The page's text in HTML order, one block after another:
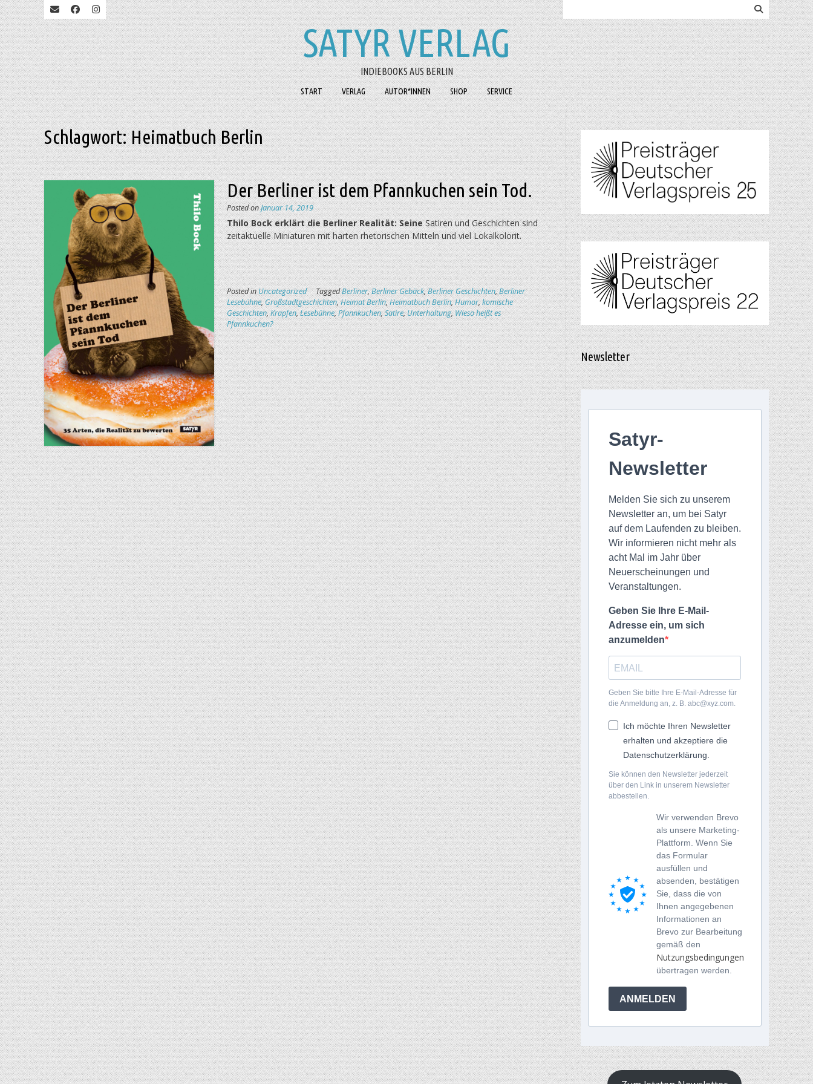
SATYR VERLAG
INDIEBOOKS AUS BERLIN
START VERLAG AUTOR*INNEN SHOP SERVICE
Schlagwort:Heimatbuch Berlin
Der Berliner ist dem Pfannkuchen sein Tod.
Posted onJanuar 14, 2019
Thilo Bock erklärt die Berliner Realität: SeineSatiren und Geschichten sind
zeitaktuelle Miniaturen mit harten rhetorischen Mitteln und viel Lokalkolorit.
Posted inUncategorized TaggedBerliner,Berliner Gebäck,Berliner Geschichten,Berliner
Lesebühne,Großstadtgeschichten,Heimat Berlin,Heimatbuch Berlin,Humor,komische
Geschichten,Krapfen,Lesebühne,Pfannkuchen,Satire,Unterhaltung,Wieso heißt es
Pfannkuchen?
Newsletter
Satyr-
Newsletter
Melden Sie sich zu unserem
Newsletter an, um bei Satyr
auf dem Laufenden zu bleiben.
Wir informieren nicht mehr als
acht Mal im Jahr über
Neuerscheinungen und
Veranstaltungen.
Geben Sie Ihre E-Mail-
Adresse ein, um sich
anzumelden
Geben Sie bitte Ihre E-Mail-Adresse für
die Anmeldung an, z. B. abc@xyz.com.
Ich möchte Ihren Newsletter
erhalten und akzeptiere die
Datenschutzerklärung.
Sie können den Newsletter jederzeit
über den Link in unserem Newsletter
abbestellen.
Wir verwenden Brevo
als unsere Marketing-
Plattform. Wenn Sie
das Formular
ausfüllen und
absenden, bestätigen
Sie, dass die von
Ihnen angegebenen
Informationen an
Brevo zur Bearbeitung
gemäß den
Nutzungsbedingungen
übertragen werden.
ANMELDEN